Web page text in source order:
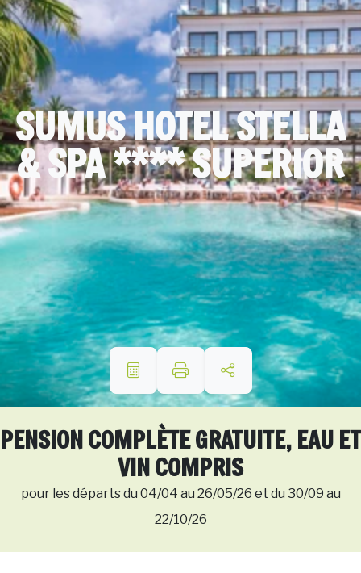
SUMUS HOTEL STELLA
& SPA **** SUPERIOR
PENSION COMPLÈTE GRATUITE, EAU ET
VIN COMPRIS
pour les départs du 04/04 au 26/05/26 et du 30/09 au
22/10/26